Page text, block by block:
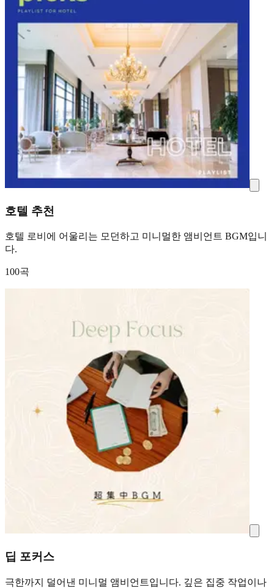
호텔 추천
호텔 로비에 어울리는 모던하고 미니멀한 앰비언트 BGM입니
다.
100곡
딥 포커스
극한까지 덜어낸 미니멀 앰비언트입니다. 깊은 집중 작업이나